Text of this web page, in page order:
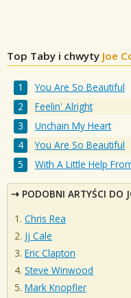
Top Taby i chwyty Joe
You Are So Beautiful
Feelin' Alright
Unchain My Heart
You Are So Beautiful
With A Little Help
PODOBNI ARTYŚCI DO
Chris Rea
Jj Cale
Eric Clapton
Steve Winwood
Mark Knopfler